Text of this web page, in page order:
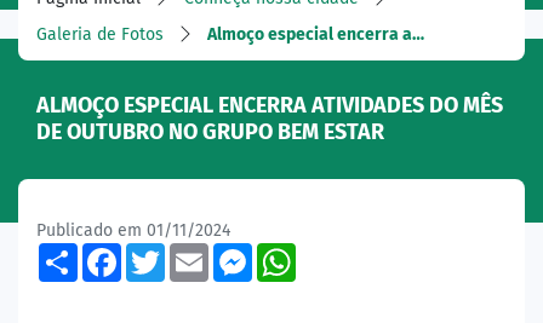
Galeria de Fotos
Almoço especial encerra a…
ALMOÇO ESPECIAL ENCERRA ATIVIDADES DO MÊS
DE OUTUBRO NO GRUPO BEM ESTAR
Publicado em 01/11/2024
ShareFacebook
TwitterEmailMessenger